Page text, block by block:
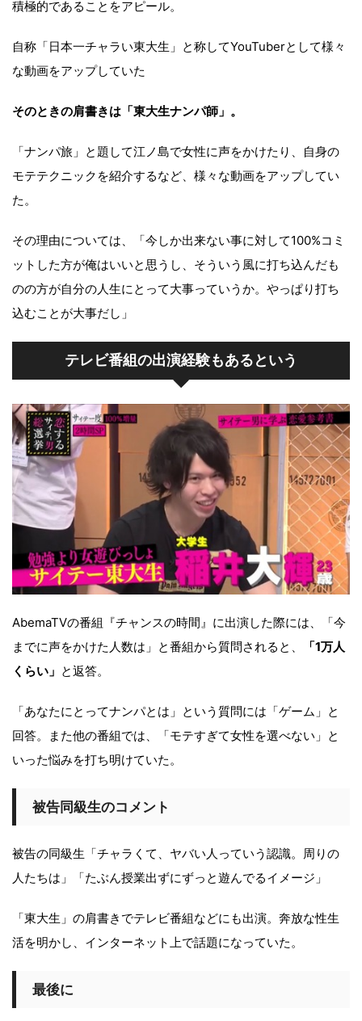
積極的であることをアピール。
自称「日本一チャラい東大生」と称してYouTuberとして様々
な動画をアップしていた
そのときの肩書きは「東大生ナンパ師」。
「ナンパ旅」と題して江ノ島で女性に声をかけたり、自身の
モテテクニックを紹介するなど、様々な動画をアップしてい
た。
その理由については、「今しか出来ない事に対して100%コミ
ットした方が俺はいいと思うし、そういう風に打ち込んだも
のの方が自分の人生にとって大事っていうか。やっぱり打ち
込むことが大事だし」
テレビ番組の出演経験もあるという
AbemaTVの番組『チャンスの時間』に出演した際には、「今
までに声をかけた人数は」と番組から質問されると、
「1万人
くらい」 と返答。
「あなたにとってナンパとは」という質問には「ゲーム」と
回答。また他の番組では、「モテすぎて女性を選べない」と
いった悩みを打ち明けていた。
被告同級生のコメント
被告の同級生「チャラくて、ヤバい人っていう認識。周りの
人たちは」「たぶん授業出ずにずっと遊んでるイメージ」
「東大生」の肩書きでテレビ番組などにも出演。奔放な性生
活を明かし、インターネット上で話題になっていた。
最後に